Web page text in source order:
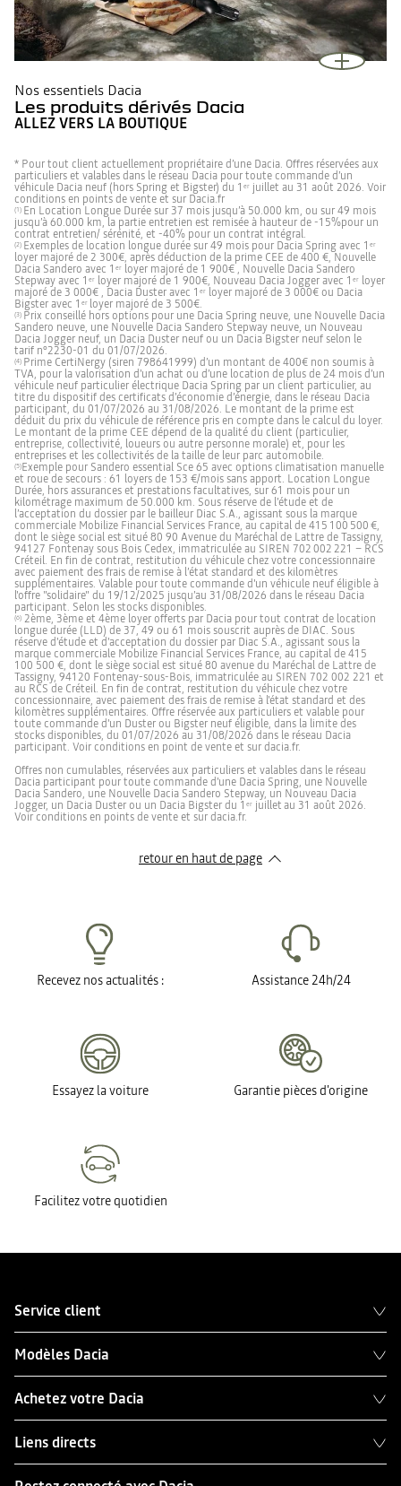
Nos essentiels Dacia
Les produits dérivés Dacia
ALLEZ VERS LA BOUTIQUE
* Pour tout client actuellement propriétaire d’une Dacia. Offres réservées aux
particuliers et valables dans le réseau Dacia pour toute commande d’un
véhicule Dacia neuf (hors Spring et Bigster) du 1 er juillet au 31 août 2026. Voir
conditions en points de vente et sur Dacia.fr
(1) En Location Longue Durée sur 37 mois jusqu’à 50.000 km, ou sur 49 mois
jusqu’à 60.000 km, la partie entretien est remisée à hauteur de -15%pour un
contrat entretien/ sérénité, et -40% pour un contrat intégral.
(2) Exemples de location longue durée sur 49 mois pour Dacia Spring avec 1 er
loyer majoré de 2 300€, après déduction de la prime CEE de 400 €, Nouvelle
Dacia Sandero avec 1 er loyer majoré de 1 900€ , Nouvelle Dacia Sandero
Stepway avec 1 er loyer majoré de 1 900€, Nouveau Dacia Jogger avec 1 er loyer
majoré de 3 000€ , Dacia Duster avec 1 er loyer majoré de 3 000€ ou Dacia
Bigster avec 1 er loyer majoré de 3 500€.
(3) Prix conseillé hors options pour une Dacia Spring neuve, une Nouvelle Dacia
Sandero neuve, une Nouvelle Dacia Sandero Stepway neuve, un Nouveau
Dacia Jogger neuf, un Dacia Duster neuf ou un Dacia Bigster neuf selon le
tarif n°2230-01 du 01/07/2026.
(4) Prime CertiNergy (siren 798641999) d’un montant de 400€ non soumis à
TVA, pour la valorisation d'un achat ou d’une location de plus de 24 mois d’un
véhicule neuf particulier électrique Dacia Spring par un client particulier, au
titre du dispositif des certificats d’économie d’énergie, dans le réseau Dacia
participant, du 01/07/2026 au 31/08/2026. Le montant de la prime est
déduit du prix du véhicule de référence pris en compte dans le calcul du loyer.
Le montant de la prime CEE dépend de la qualité du client (particulier,
entreprise, collectivité, loueurs ou autre personne morale) et, pour les
entreprises et les collectivités de la taille de leur parc automobile.
(5)Exemple pour Sandero essential Sce 65 avec options climatisation manuelle
et roue de secours : 61 loyers de 153 €/mois sans apport. Location Longue
Durée, hors assurances et prestations facultatives, sur 61 mois pour un
kilométrage maximum de 50.000 km. Sous réserve de l’étude et de
l’acceptation du dossier par le bailleur Diac S.A., agissant sous la marque
commerciale Mobilize Financial Services France, au capital de 415 100 500 €,
dont le siège social est situé 80 90 Avenue du Maréchal de Lattre de Tassigny,
94127 Fontenay sous Bois Cedex, immatriculée au SIREN 702 002 221 – RCS
Créteil. En fin de contrat, restitution du véhicule chez votre concessionnaire
avec paiement des frais de remise à l’état standard et des kilomètres
supplémentaires. Valable pour toute commande d'un véhicule neuf éligible à
l'offre "solidaire" du 19/12/2025 jusqu’au 31/08/2026 dans le réseau Dacia
participant. Selon les stocks disponibles.
(6) 2ème, 3ème et 4ème loyer offerts par Dacia pour tout contrat de location
longue durée (LLD) de 37, 49 ou 61 mois souscrit auprès de DIAC. Sous
réserve d'étude et d'acceptation du dossier par Diac S.A., agissant sous la
marque commerciale Mobilize Financial Services France, au capital de 415
100 500 €, dont le siège social est situé 80 avenue du Maréchal de Lattre de
Tassigny, 94120 Fontenay-sous-Bois, immatriculée au SIREN 702 002 221 et
au RCS de Créteil. En fin de contrat, restitution du véhicule chez votre
concessionnaire, avec paiement des frais de remise à l'état standard et des
kilomètres supplémentaires. Offre réservée aux particuliers et valable pour
toute commande d'un Duster ou Bigster neuf éligible, dans la limite des
stocks disponibles, du 01/07/2026 au 31/08/2026 dans le réseau Dacia
participant. Voir conditions en point de vente et sur dacia.fr.
Offres non cumulables, réservées aux particuliers et valables dans le réseau
Dacia participant pour toute commande d'une Dacia Spring, une Nouvelle
Dacia Sandero, une Nouvelle Dacia Sandero Stepway, un Nouveau Dacia
Jogger, un Dacia Duster ou un Dacia Bigster du 1 er juilletau 31 août 2026.
Voir conditions en points de vente et sur dacia.fr.
retour en haut de page​
Recevez nos actualités : Assistance 24h/24
Essayez la voiture Garantie pièces d'origine
Facilitez votre quotidien
Service client
Modèles Dacia
Achetez votre Dacia
Liens directs